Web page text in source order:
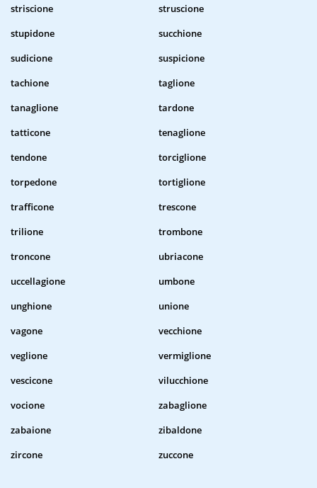
striscione
struscione
stupidone
succhione
sudicione
suspicione
tachione
taglione
tanaglione
tardone
tatticone
tenaglione
tendone
torciglione
torpedone
tortiglione
trafficone
trescone
trilione
trombone
troncone
ubriacone
uccellagione
umbone
unghione
unione
vagone
vecchione
veglione
vermiglione
vescicone
vilucchione
vocione
zabaglione
zabaione
zibaldone
zircone
zuccone